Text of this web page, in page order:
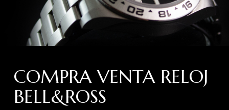
COMPRA VENTA RELOJ
BELL&ROSS